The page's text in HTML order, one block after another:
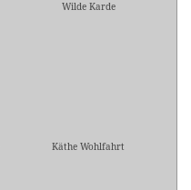
Wilde Karde
Käthe Wohlfahrt